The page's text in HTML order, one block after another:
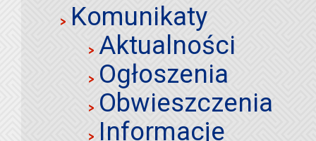
Komunikaty
Aktualności
Ogłoszenia
Obwieszczenia
Informacje